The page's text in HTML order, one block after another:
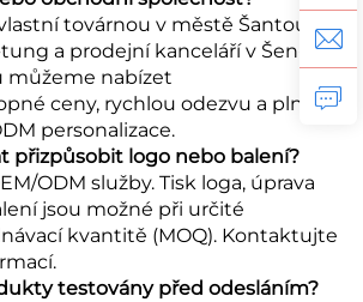
továrnou v městě Šantou v
a prodejní kanceláří v Šen-
můžeme nabízet
ceny, rychlou odezvu a plnou
personalizace.
přizpůsobit logo nebo balení?
ODM služby. Tisk loga, úprava
jsou možné při určité
kvantitě (MOQ). Kontaktujte
testovány před odesláním?